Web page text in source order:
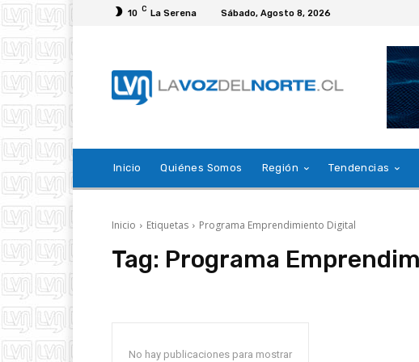
10 C La Serena Sábado, Agosto 8, 2026
Inicio Quiénes Somos Región Tendencias
Inicio Etiquetas Programa Emprendimiento Digital
Tag: Programa
No hay publicaciones para mostrar